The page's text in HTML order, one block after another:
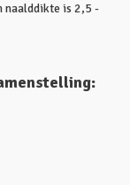
naalddikte is 2,5 -